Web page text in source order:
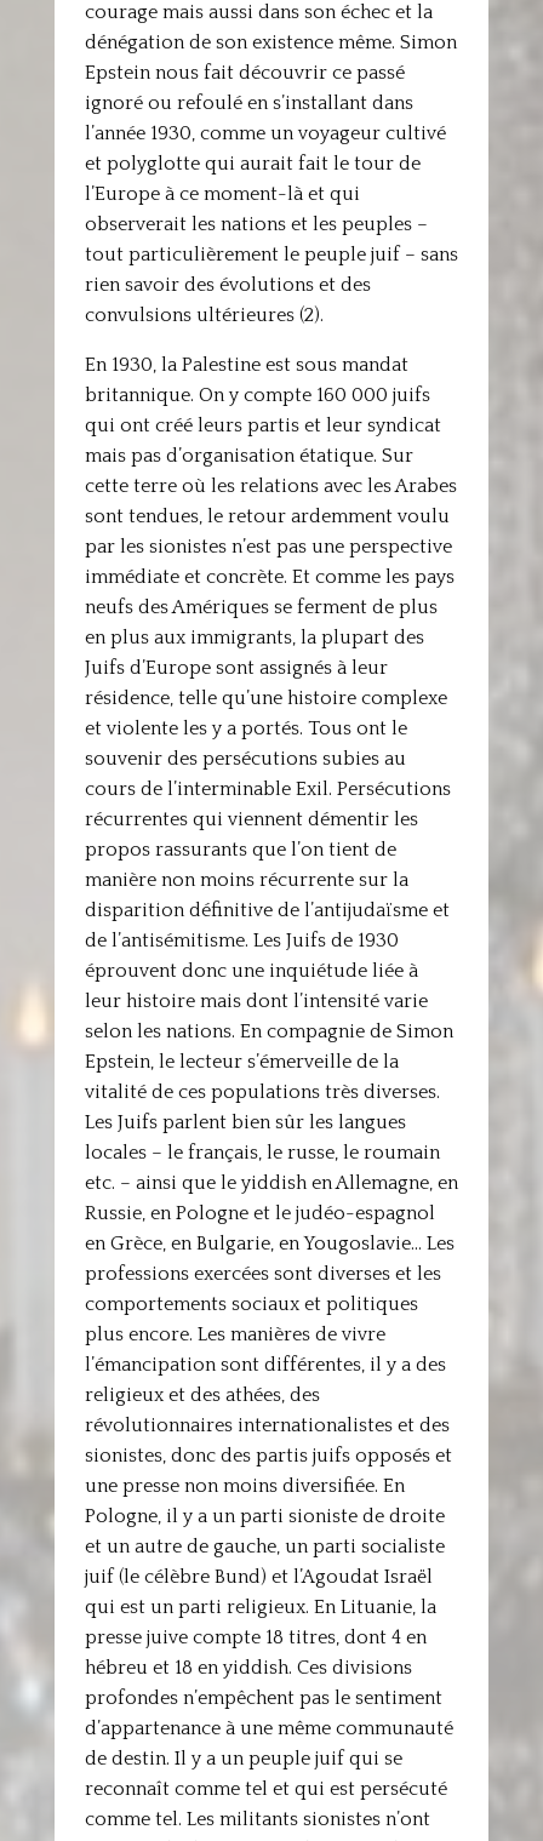
courage mais aussi dans son échec et la
dénégation de son existence même. Simon
Epstein nous fait découvrir ce passé
ignoré ou refoulé en s’installant dans
l’année 1930, comme un voyageur cultivé
et polyglotte qui aurait fait le tour de
l’Europe à ce moment-là et qui
observerait les nations et les peuples –
tout particulièrement le peuple juif – sans
rien savoir des évolutions et des
convulsions ultérieures (2).
En 1930, la Palestine est sous mandat
britannique. On y compte 160 000 juifs
qui ont créé leurs partis et leur syndicat
mais pas d’organisation étatique. Sur
cette terre où les relations avec les Arabes
sont tendues, le retour ardemment voulu
par les sionistes n’est pas une perspective
immédiate et concrète. Et comme les pays
neufs des Amériques se ferment de plus
en plus aux immigrants, la plupart des
Juifs d’Europe sont assignés à leur
résidence, telle qu’une histoire complexe
et violente les y a portés. Tous ont le
souvenir des persécutions subies au
cours de l’interminable Exil. Persécutions
récurrentes qui viennent démentir les
propos rassurants que l’on tient de
manière non moins récurrente sur la
disparition définitive de l’antijudaïsme et
de l’antisémitisme. Les Juifs de 1930
éprouvent donc une inquiétude liée à
leur histoire mais dont l’intensité varie
selon les nations. En compagnie de Simon
Epstein, le lecteur s’émerveille de la
vitalité de ces populations très diverses.
Les Juifs parlent bien sûr les langues
locales – le français, le russe, le roumain
etc. – ainsi que le yiddish en Allemagne, en
Russie, en Pologne et le judéo-espagnol
en Grèce, en Bulgarie, en Yougoslavie… Les
professions exercées sont diverses et les
comportements sociaux et politiques
plus encore. Les manières de vivre
l’émancipation sont différentes, il y a des
religieux et des athées, des
révolutionnaires internationalistes et des
sionistes, donc des partis juifs opposés et
une presse non moins diversifiée. En
Pologne, il y a un parti sioniste de droite
et un autre de gauche, un parti socialiste
juif (le célèbre Bund) et l’Agoudat Israël
qui est un parti religieux. En Lituanie, la
presse juive compte 18 titres, dont 4 en
hébreu et 18 en yiddish. Ces divisions
profondes n’empêchent pas le sentiment
d’appartenance à une même communauté
de destin. Il y a un peuple juif qui se
reconnaît comme tel et qui est persécuté
comme tel. Les militants sionistes n’ont